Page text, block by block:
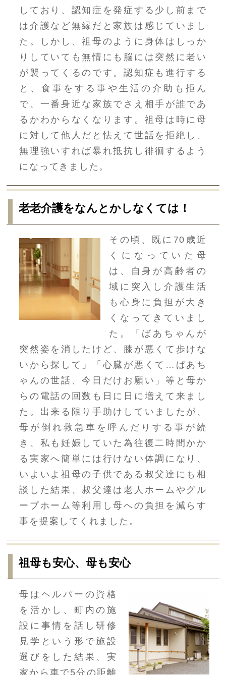
しており、認知症を発症する少し前まで
は介護など無縁だと家族は感じていまし
た。しかし、祖母のように身体はしっか
りしていても無情にも脳には突然に老い
が襲ってくるのです。認知症も進行する
と、食事をする事や生活の介助も拒ん
で、一番身近な家族でさえ相手が誰であ
るかわからなくなります。祖母は時に母
に対して他人だと怯えて世話を拒絶し、
無理強いすれば暴れ抵抗し徘徊するよう
になってきました。
老老介護をなんとかしなくては！
その頃、既に70歳近
くになっていた母
は、自身が高齢者の
域に突入し介護生活
も心身に負担が大き
くなってきていまし
た。「ばあちゃんが
突然姿を消したけど、膝が悪くて歩けな
いから探して」「心臓が悪くて…ばあち
ゃんの世話、今日だけお願い」等と母か
らの電話の回数も日に日に増えて来まし
た。出来る限り手助けしていましたが、
母が倒れ救急車を呼んだりする事が続
き、私も妊娠していた為往復二時間かか
る実家へ簡単には行けない体調になり、
いよいよ祖母の子供である叔父達にも相
談した結果、叔父達は老人ホームやグル
ープホーム等利用し母への負担を減らす
事を提案してくれました。
祖母も安心、母も安心
母はヘルパーの資格
を活かし、町内の施
設に事情を話し研修
見学という形で施設
選びをした結果、実
家から車で5分の距離